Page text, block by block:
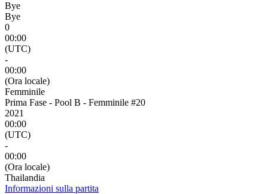
Bye
Bye
0
00:00
(UTC)
-
00:00
(Ora locale)
Femminile
Prima Fase - Pool B - Femminile #20
2021
00:00
(UTC)
-
00:00
(Ora locale)
Thailandia
Informazioni sulla partita